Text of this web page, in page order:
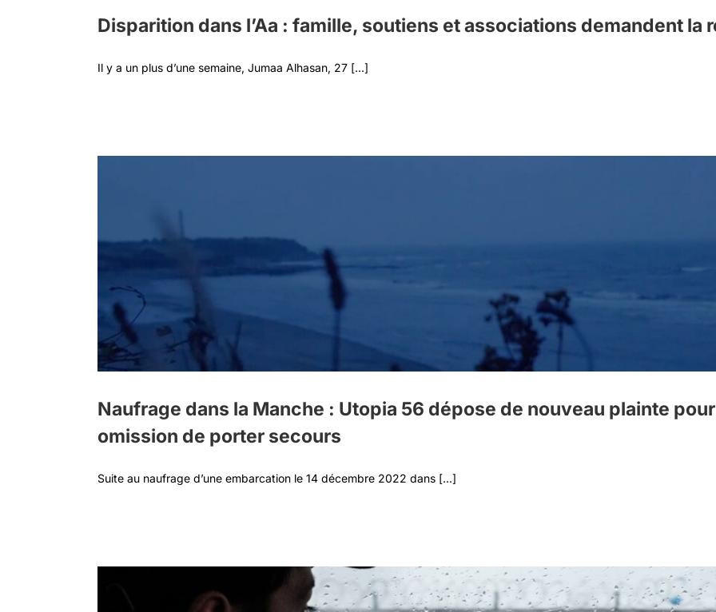
Disparition dans l’Aa : famille, soutiens et associations demandent la
Il y a un plus d’une semaine, Jumaa Alhasan, 27 [...]
Naufrage dans la Manche : Utopia 56 dépose de nouveau plainte
omission de porter secours
Suite au naufrage d’une embarcation le 14 décembre 2022 dans [...]